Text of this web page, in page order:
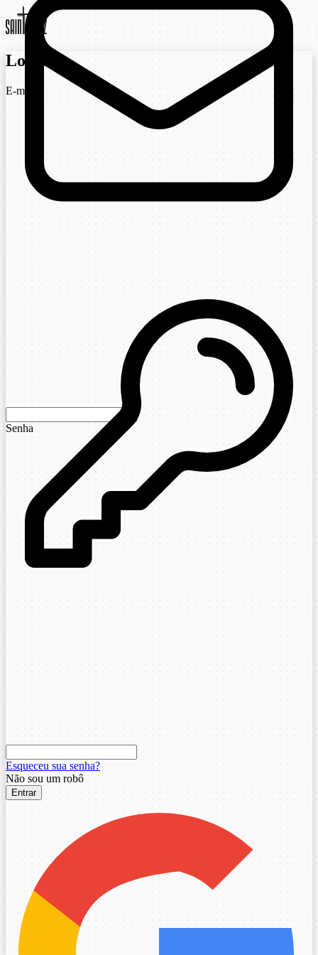
Login
E-mail
Senha
Esqueceu sua senha?
Não sou um robô
Entrar